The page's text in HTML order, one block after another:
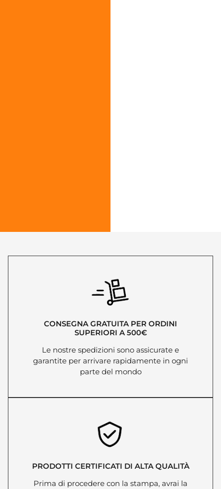
CONSEGNA GRATUITA PER ORDINI
SUPERIORI A 500€
Le nostre spedizioni sono assicurate e
garantite per arrivare rapidamente in ogni
parte del mondo
PRODOTTI CERTIFICATI DI ALTA QUALITÀ
Prima di procedere con la stampa, avrai la